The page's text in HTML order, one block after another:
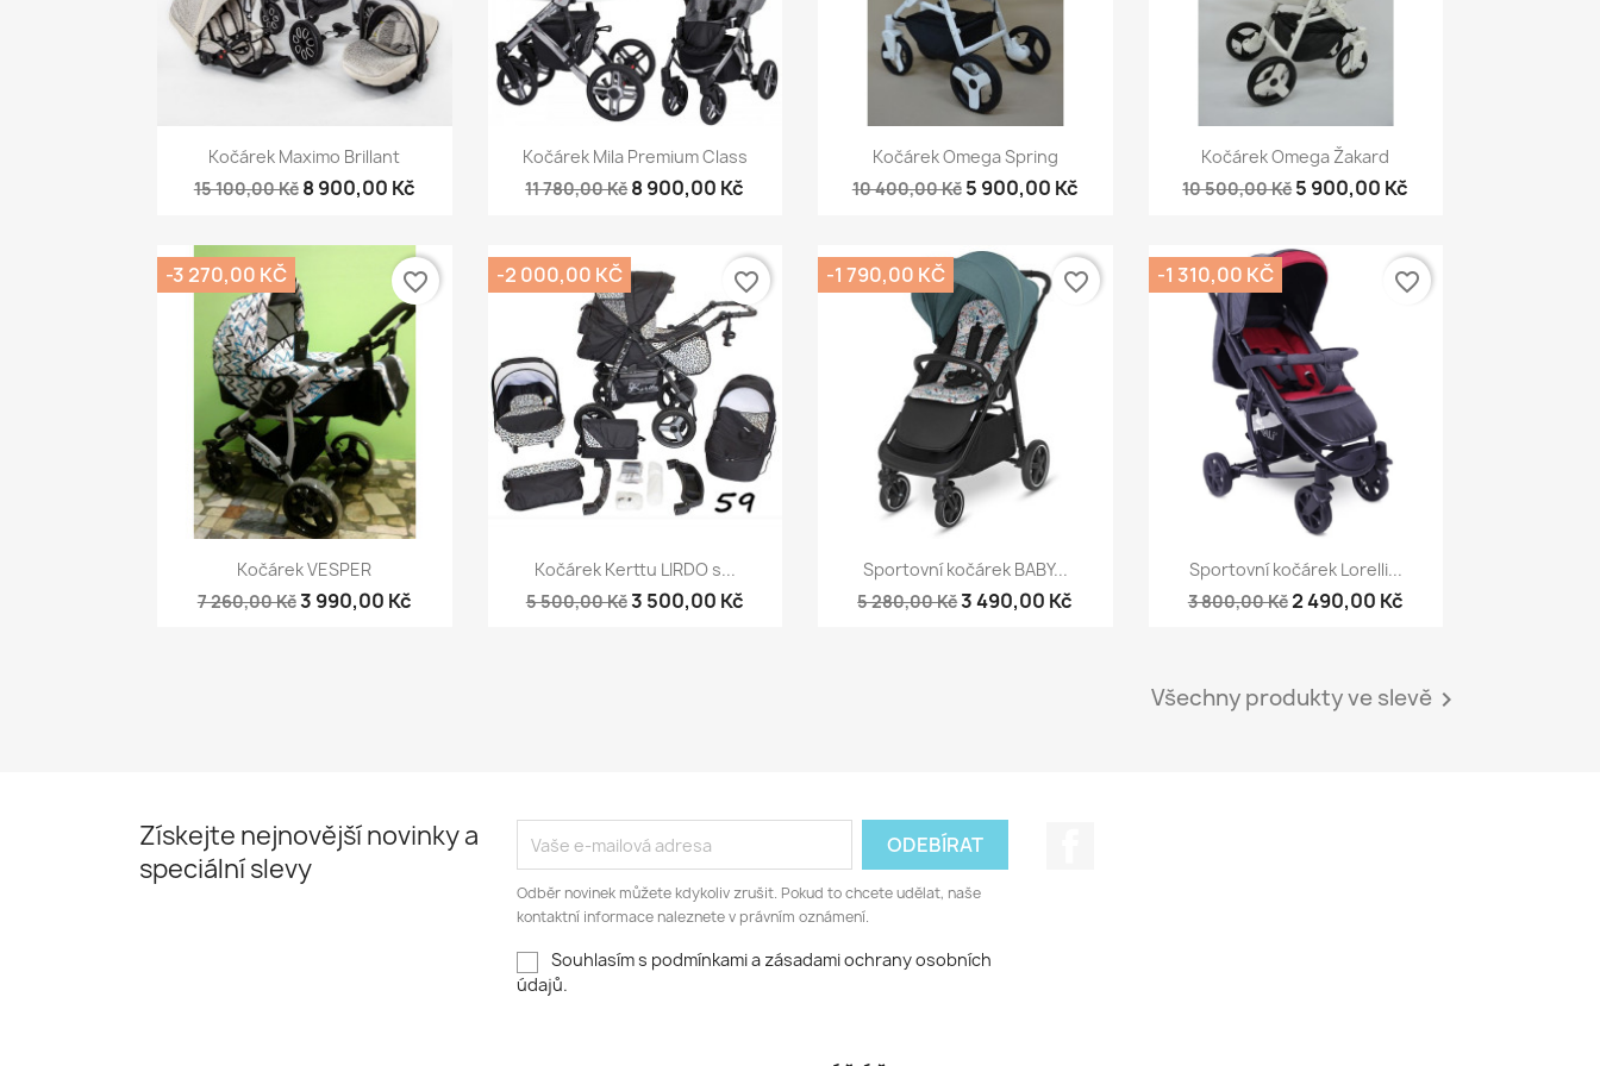
Rychlý náhled
Kočárek Maximo Brillant
15 100,00 Kč 8 900,00 Kč
Rychlý náhled
Kočárek Mila Premium Class
11 780,00 Kč8 900,00 Kč
Rychlý náhled
Kočárek Omega Spring
10 400,00 Kč 5 900,00 Kč
Rychlý náhled
Kočárek Omega Žakard
10 500,00 Kč5 900,00 Kč
Rychlý náhled
Kočárek VESPER
7 260,00 Kč3 990,00 Kč
-3 270,00 KČ favorite_border
Rychlý náhled
Kočárek Kerttu LIRDO s...
5 500,00 Kč3 500,00 Kč
-2 000,00 KČ favorite_border
Rychlý náhled
Sportovní kočárek BABY...
5 280,00 Kč3 490,00 Kč
-1 790,00 KČ favorite_border
Rychlý náhled
Sportovní kočárek Lorelli...
3 800,00 Kč2 490,00 Kč
-1 310,00 KČ favorite_border
Všechny produkty ve slevě 
Získejte nejnovější novinky a
speciální slevy
Odběr novinek můžete kdykoliv zrušit. Pokud to chcete udělat, naše
kontaktní informace naleznete v právním oznámení.
Souhlasím s podmínkami a zásadami ochrany osobních
údajů.